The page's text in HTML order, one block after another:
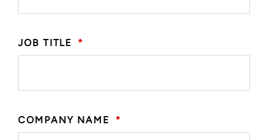
JOB TITLE *
COMPANY NAME *